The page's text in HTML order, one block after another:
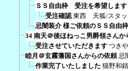
ＳＳ自由枠 受注を希望します
受注確認 東西 天狐/スタッ
忌闇装介 様ご依頼のＳＳ自由
34 南天＠後ほねっこ男爵領さんか
受注させていただきます つき
睦月＠玄霧藩国さんからの依頼 忌
作業完了いたしました 猫野和